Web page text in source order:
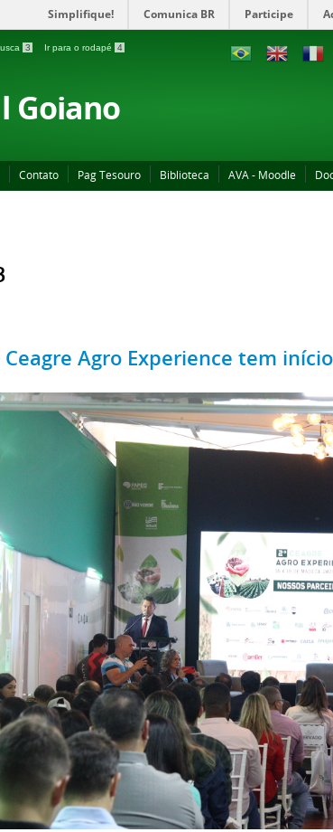
Simplifique! Comunica BR Participe
3 Ir para o rodapé 4
Goiano
Contato Pag Tesouro Biblioteca AVA - Moodle
Ceagre Agro Experience tem